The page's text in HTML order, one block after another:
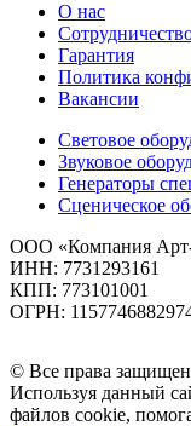
О нас
Гарантия
Политика
Вакансии
Световое
Звуковое
Генераторы
Сценическое
ООО «Компания
ИНН: 7731293161
КПП: 773101001
ОГРН:
© Все права
Используя данный
файлов cookie,